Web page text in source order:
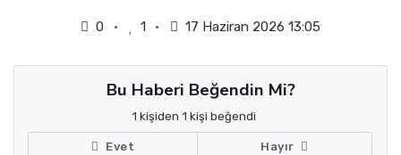
0 1 17 Haziran 2026 13:05
Bu Haberi Beğendin Mi?
1 kişiden 1 kişi beğendi
Evet Hayır